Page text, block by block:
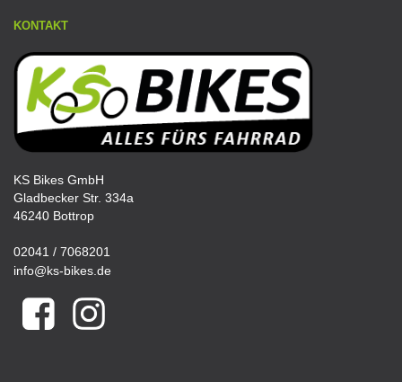
KONTAKT
KS Bikes GmbH
Gladbecker Str. 334a
46240 Bottrop
02041 / 7068201
info@ks-bikes.de